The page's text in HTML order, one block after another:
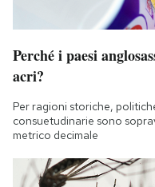
Perché i paesi
acri?
Per ragioni storiche,
consuetudinarie sono
metrico decimale